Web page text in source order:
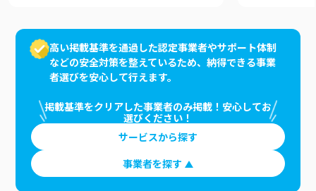
高い掲載基準を通過した認定事業者やサポート体制
などの安全対策を整えているため、納得できる事業
者選びを安心して行えます。
掲載基準をクリアした事業者のみ掲載！安心してお
選びください！
サービスから探す
事業者を探す